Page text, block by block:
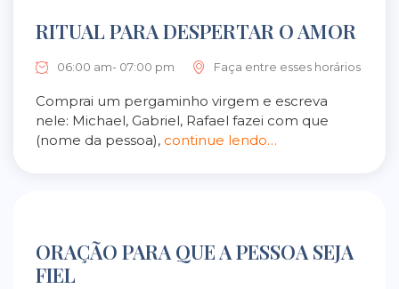
RITUAL PARA DESPERTAR O AMOR
06:00 am- 07:00 pm Faça entre esses horários
Comprai um pergaminho virgem e escreva
nele: Michael, Gabriel, Rafael fazei com que
(nome da pessoa), continue lendo…
ORAÇÃO PARA QUE A PESSOA SEJA
FIEL